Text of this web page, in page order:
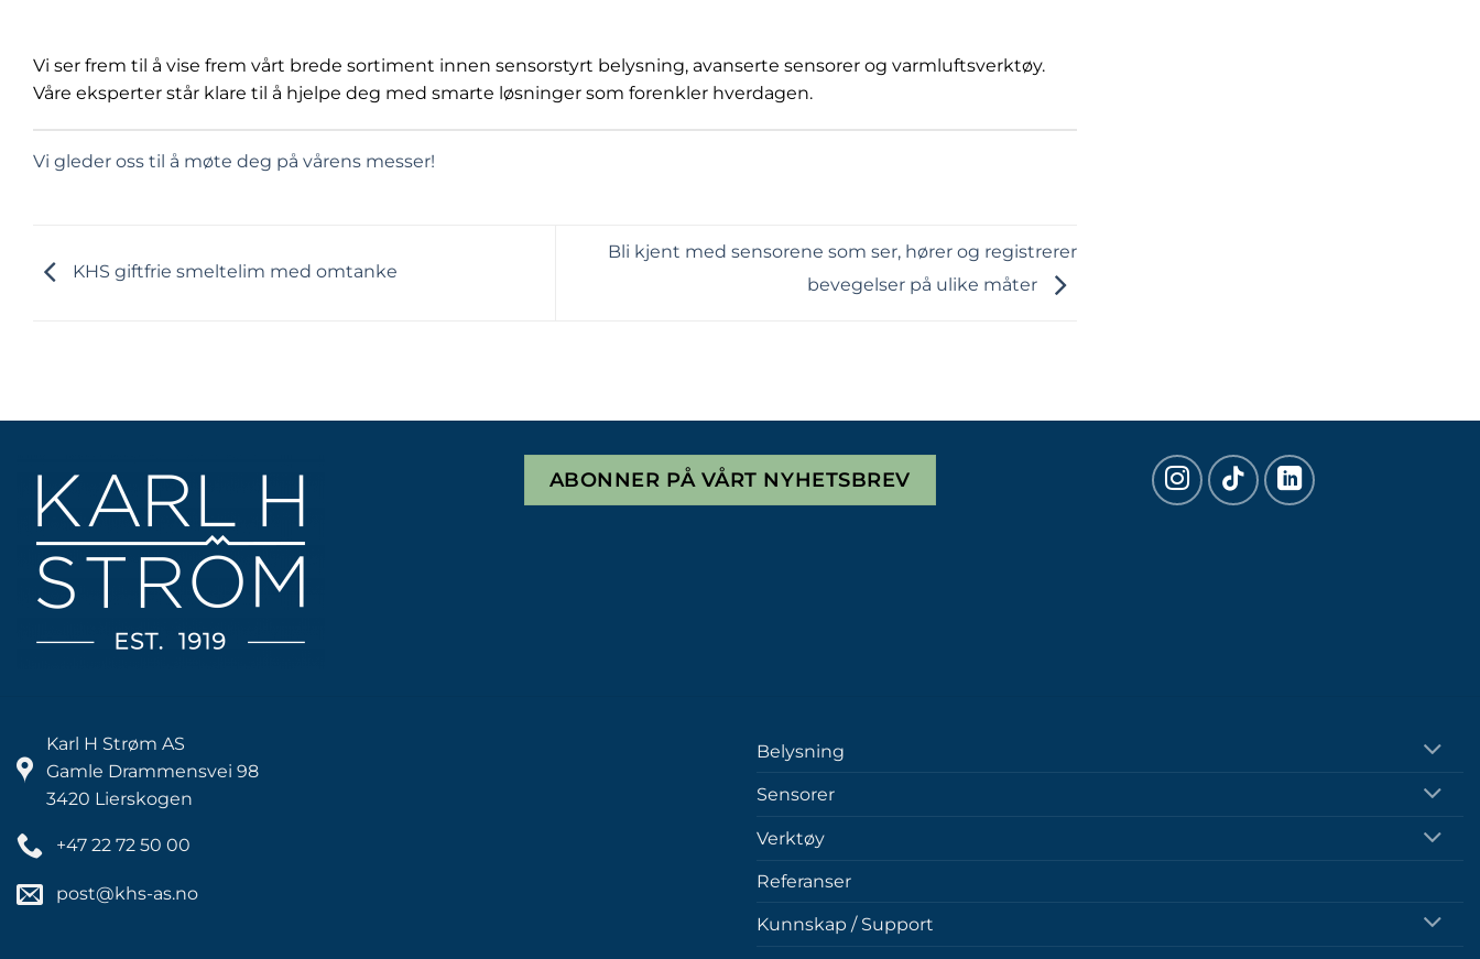
Vi ser frem til å vise frem vårt brede sortiment innen sensorstyrt belysning, avanserte sensorer og varmluftsverktøy.
Våre eksperter står klare til å hjelpe deg med smarte løsninger som forenkler hverdagen.
Vi gleder oss til å møte deg på vårens messer!
KHS giftfrie smeltelim med omtanke
Bli kjent med sensorene som ser, hører og registrerer
bevegelser på ulike måter
ABONNER PÅ VÅRT NYHETSBREV
Karl H Strøm AS
Gamle Drammensvei 98
3420 Lierskogen
+47 22 72 50 00
post@khs-as.no
Belysning
Sensorer
Verktøy
Referanser
Kunnskap / Support